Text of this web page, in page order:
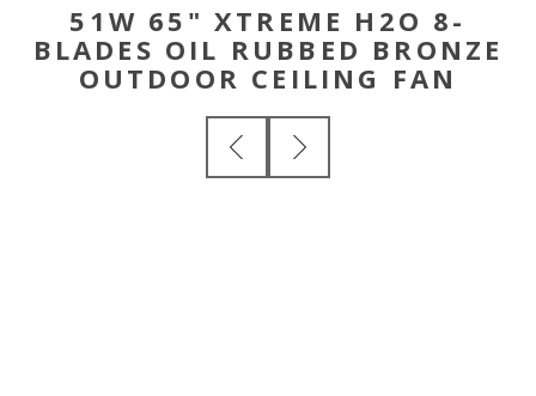
51W 65" XTREME H2O 8-
BLADES OIL RUBBED BRONZE
OUTDOOR CEILING FAN